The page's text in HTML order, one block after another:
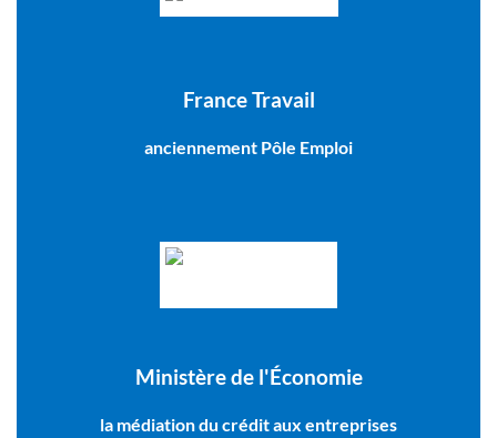
France Travail
anciennement Pôle Emploi
Ministère de l'Économie
la médiation du crédit aux entreprises